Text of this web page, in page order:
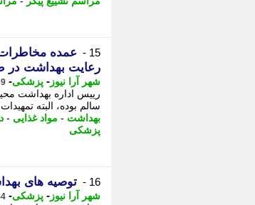
15 -
عمده
رعایت بهداشت در
شهر آرا نیوز - پزشکی- 39 روز پیش - سه
رییس اداره بهداشت
سالم بوده، البته
بهداشت - مواد غذایی -
پزشکی
16 - توصیه های
شهر آرا نیوز - پزشکی- 44 روز پیش -